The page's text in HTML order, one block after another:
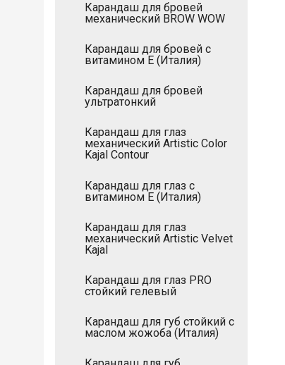
Карандаш для бровей
механический BROW WOW
Карандаш для бровей с
витамином Е (Италия)
Карандаш для бровей
ультратонкий
Карандаш для глаз
механический Artistic Color
Kajal Contour
Карандаш для глаз с
витамином Е (Италия)
Карандаш для глаз
механический Artistic Velvet
Kajal
Карандаш для глаз PRO
стойкий гелевый
Карандаш для губ стойкий с
маслом жожоба (Италия)